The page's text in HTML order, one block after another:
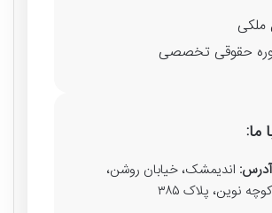
ملکی
حقوقی تخصصی
ما:
آدرس: اندیمشک، خیابان روشن،
کوچه نوین، پلاک ۳۸۵